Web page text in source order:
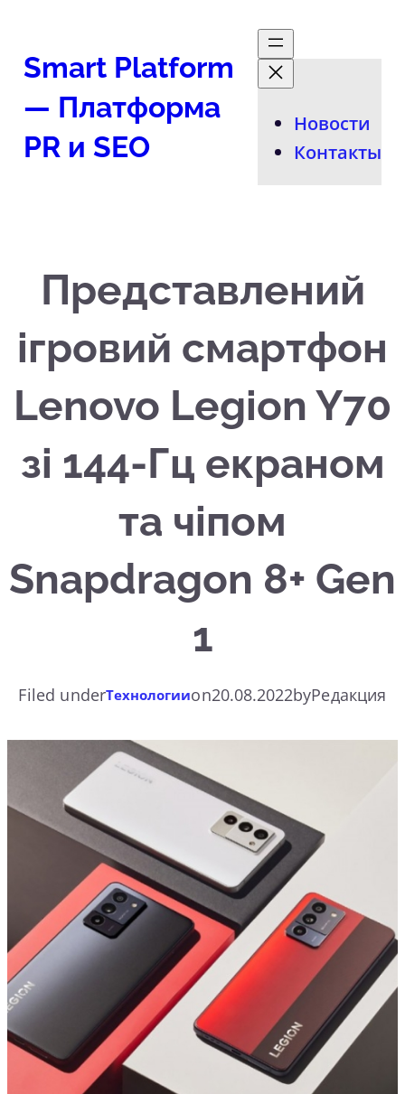
содержимому
Smart Platform
— Платформа
PR и SEO
Новости
Контакты
Представлений
ігровий смартфон
Lenovo Legion Y70
зі 144-Гц екраном
та чіпом
Snapdragon 8+ Gen
1
Filed underТехнологииon20.08.2022byРедакция